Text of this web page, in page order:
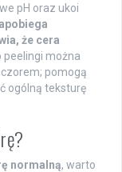
pH oraz ukoi
że cera
peelingi można
pomogą
ogólną teksturę
normalną, warto